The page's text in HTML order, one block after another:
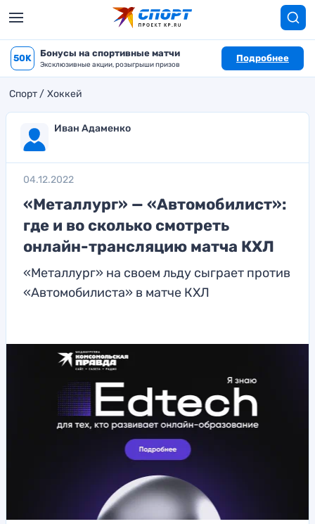
50K Бонусы на спортивные матчи
Эксклюзивные акции, розыгрыши призов
Подробнее
Спорт Хоккей
Иван Адаменко
04.12.2022
«Металлург» — «Автомобилист»:
где и во сколько смотреть
онлайн-трансляцию матча КХЛ
«Металлург» на своем льду сыграет против
«Автомобилиста» в матче КХЛ